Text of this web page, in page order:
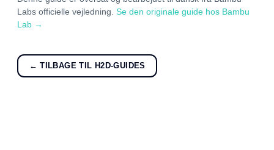
Labs officielle vejledning. Se den originale guide hos Bambu
Lab →
← TILBAGE TIL H2D-GUIDES